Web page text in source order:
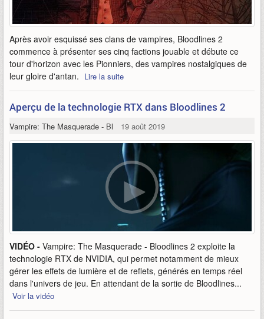
Après avoir esquissé ses clans de vampires, Bloodlines 2
commence à présenter ses cinq factions jouable et débute ce
tour d'horizon avec les Pionniers, des vampires nostalgiques de
leur gloire d'antan. Lire la suite
Aperçu de la technologie RTX dans Bloodlines 2
Vampire: The Masquerade - Bloodlines 2
19 août 2019
VIDÉO - Vampire: The Masquerade - Bloodlines 2 exploite la
technologie RTX de NVIDIA, qui permet notamment de mieux
gérer les effets de lumière et de reflets, générés en temps réel
dans l'univers de jeu. En attendant de la sortie de Bloodlines...
Voir la vidéo